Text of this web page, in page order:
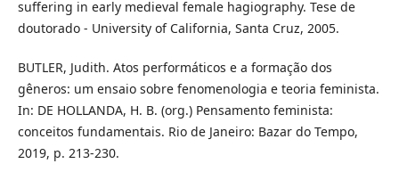
suffering in early medieval female hagiography. Tese de
doutorado - University of California, Santa Cruz, 2005.
BUTLER, Judith. Atos performáticos e a formação dos
gêneros: um ensaio sobre fenomenologia e teoria feminista.
In: DE HOLLANDA, H. B. (org.) Pensamento feminista:
conceitos fundamentais. Rio de Janeiro: Bazar do Tempo,
2019, p. 213-230.